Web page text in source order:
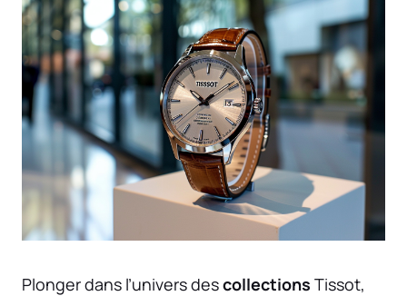
Plonger dans l’univers descollections Tissot,